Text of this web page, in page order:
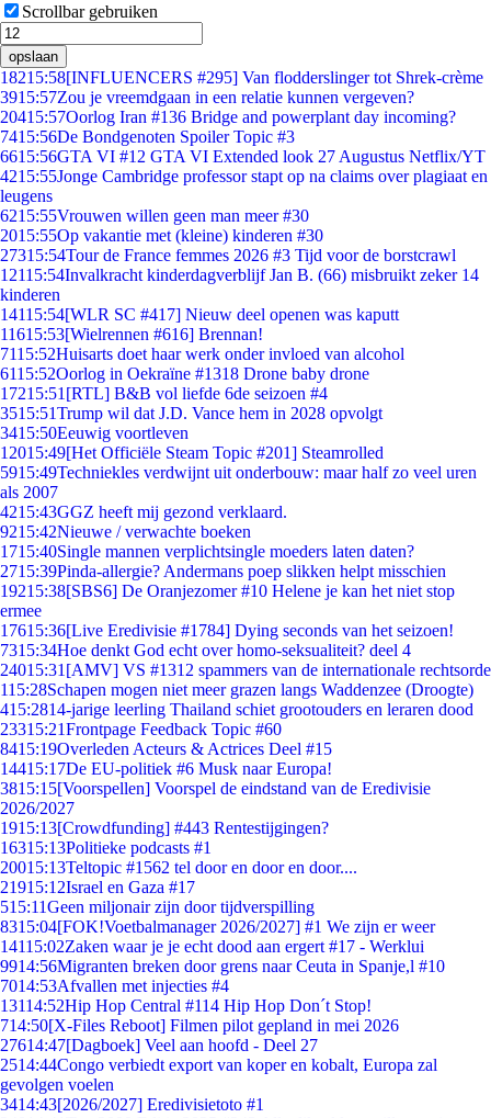
Scrollbar gebruiken
opslaan
18215:58[INFLUENCERS #295] Van flodderslinger tot Shrek-crème
3915:57Zou je vreemdgaan in een relatie kunnen vergeven?
20415:57Oorlog Iran #136 Bridge and powerplant day incoming?
7415:56De Bondgenoten Spoiler Topic #3
6615:56GTA VI #12 GTA VI Extended look 27 Augustus Netflix/YT
4215:55Jonge Cambridge professor stapt op na claims over plagiaat en
leugens
6215:55Vrouwen willen geen man meer #30
2015:55Op vakantie met (kleine) kinderen #30
27315:54Tour de France femmes 2026 #3 Tijd voor de borstcrawl
12115:54Invalkracht kinderdagverblijf Jan B. (66) misbruikt zeker 14
kinderen
14115:54[WLR SC #417] Nieuw deel openen was kaputt
11615:53[Wielrennen #616] Brennan!
7115:52Huisarts doet haar werk onder invloed van alcohol
6115:52Oorlog in Oekraïne #1318 Drone baby drone
17215:51 [RTL] B&B vol liefde 6de seizoen #4
3515:51Trump wil dat J.D. Vance hem in 2028 opvolgt
3415:50Eeuwig voortleven
12015:49[Het Officiële Steam Topic #201] Steamrolled
5915:49Techniekles verdwijnt uit onderbouw: maar half zo veel uren
als 2007
4215:43GGZ heeft mij gezond verklaard.
9215:42Nieuwe / verwachte boeken
1715:40Single mannen verplichtsingle moeders laten daten?
2715:39Pinda-allergie? Andermans poep slikken helpt misschien
19215:38[SBS6] De Oranjezomer #10 Helene je kan het niet stop
ermee
17615:36[Live Eredivisie #1784] Dying seconds van het seizoen!
7315:34Hoe denkt God echt over homo-seksualiteit? deel 4
24015:31 [AMV] VS #1312 spammers van de internationale rechtsorde
115:28Schapen mogen niet meer grazen langs Waddenzee (Droogte)
415:2814-jarige leerling Thailand schiet grootouders en leraren dood
23315:21Frontpage Feedback Topic #60
8415:19Overleden Acteurs & Actrices Deel #15
14415:17De EU-politiek #6 Musk naar Europa!
3815:15[Voorspellen] Voorspel de eindstand van de Eredivisie
2026/2027
1915:13[Crowdfunding] #443 Rentestijgingen?
16315:13Politieke podcasts #1
20015:13Teltopic #1562 tel door en door en door....
21915:12Israel en Gaza #17
515:11Geen miljonair zijn door tijdverspilling
8315:04[FOK!Voetbalmanager 2026/2027] #1 We zijn er weer
14115:02Zaken waar je je echt dood aan ergert #17 - Werklui
9914:56Migranten breken door grens naar Ceuta in Spanje,l #10
7014:53Afvallen met injecties #4
13114:52Hip Hop Central #114 Hip Hop Don´t Stop!
714:50[X-Files Reboot] Filmen pilot gepland in mei 2026
27614:47[Dagboek] Veel aan hoofd - Deel 27
2514:44Congo verbiedt export van koper en kobalt, Europa zal
gevolgen voelen
3414:43[2026/2027] Eredivisietoto #1